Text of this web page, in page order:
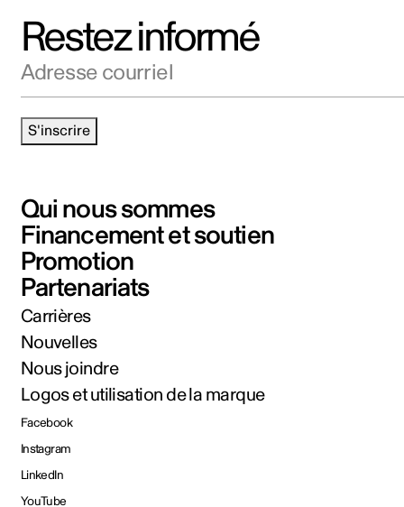
Restez informé
S'inscrire
Qui nous sommes
Financement et soutien
Promotion
Partenariats
Carrières
Nouvelles
Nous joindre
Logos et utilisation de la marque
Facebook
Instagram
LinkedIn
YouTube